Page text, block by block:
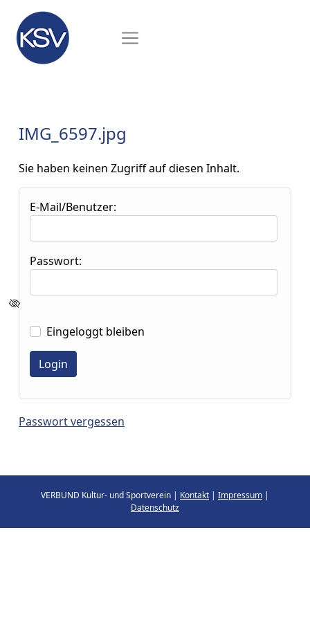
IMG_6597.jpg
Sie haben keinen Zugriff auf diesen Inhalt.
E-Mail/Benutzer:
Passwort:
Eingeloggt bleiben
Passwort vergessen
VERBUND Kultur- und Sportverein | Kontakt | Impressum |
Datenschutz